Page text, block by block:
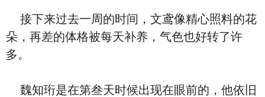
接下来过去一周的时间，文鸢像精心照料的花
朵，再差的体格被每天补养，气色也好转了许
多。
魏知珩是在第叁天时候出现在眼前的，他依旧